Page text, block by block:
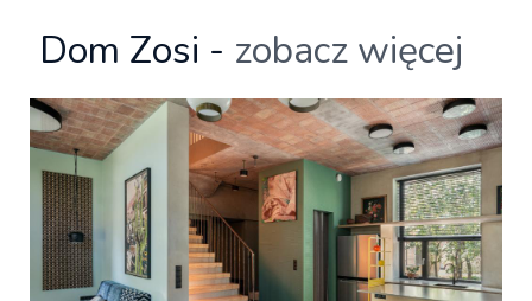
Dom Zosi - zobacz więcej